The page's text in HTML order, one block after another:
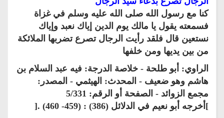
كنا مع رسول الله صلى الله عليه وسلم في غزاة
فسمعته يقول يا مالك يوم الدين إياك نعبد وإياك
نستعين قال فلقد رأيت الرجال تصرع تضربها الملائكة
من بين يديها ومن خلفها
الراوي: أبو طلحة - خلاصة الدرجة: فيه عبد السلام بن
هاشم وهو ضعيف - المحدث: الهيثمي - المصدر:
مجمع الزوائد - الصفحة أو الرقم: 5/331
]أخرجه أبو نعيم في الدلائل (386) : (459- 460) .[